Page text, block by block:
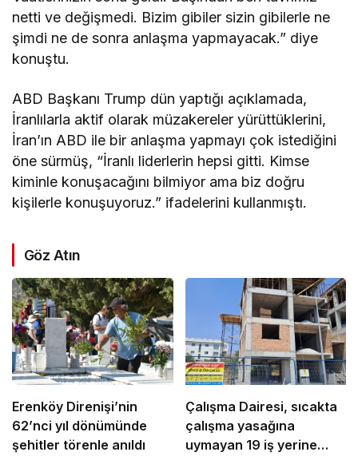
netti ve değişmedi. Bizim gibiler sizin gibilerle ne
şimdi ne de sonra anlaşma yapmayacak.” diye
konuştu.
ABD Başkanı Trump dün yaptığı açıklamada,
İranlılarla aktif olarak müzakereler yürüttüklerini,
İran’ın ABD ile bir anlaşma yapmayı çok istediğini
öne sürmüş, “İranlı liderlerin hepsi gitti. Kimse
kiminle konuşacağını bilmiyor ama biz doğru
kişilerle konuşuyoruz.” ifadelerini kullanmıştı.
Göz Atın
Erenköy Direnişi’nin
62’nci yıl dönümünde
şehitler törenle anıldı
Çalışma Dairesi, sıcakta
çalışma yasağına
uymayan 19 iş yerine